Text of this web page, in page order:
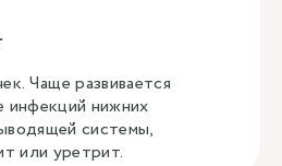
Чаще развивается
инфекций нижних
системы,
или уретрит.